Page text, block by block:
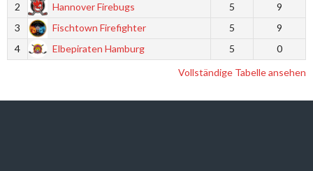
2
Hannover Firebugs 5
9
3
Fischtown Firefighter 5
9
4
Elbepiraten Hamburg 5
0
Vollständige Tabelle ansehen